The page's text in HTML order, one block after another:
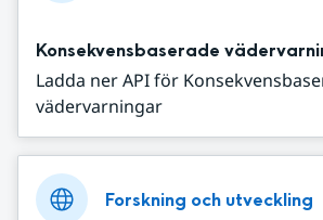
Konsekvensbaserade
Ladda ner API för
vädervarningar
Forskning och utveckling